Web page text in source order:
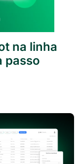
na linha
passo